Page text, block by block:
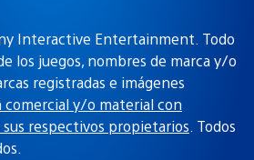
Interactive Entertainment. Todo
los juegos, nombres de marca y/o
registradas e imágenes
comercial y/o material con
respectivos propietarios. Todos